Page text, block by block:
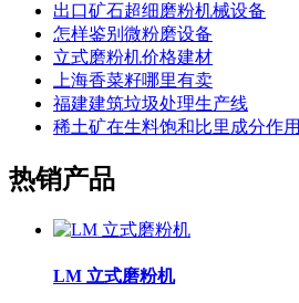
出口矿石超细磨粉机械设备
怎样鉴别微粉磨设备
立式磨粉机价格建材
上海香菜籽哪里有卖
福建建筑垃圾处理生产线
稀土矿在生料饱和比里成分作用
热销产品
LM 立式磨粉机